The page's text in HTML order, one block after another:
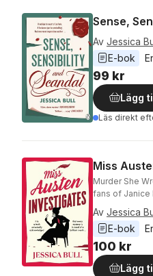
Sense,
Av Jessica
E-bok
99 kr
Lägg
Läs direkt
Miss
Murder She
fans of Janice
Av Jessica
E-bok
100 kr
Lägg